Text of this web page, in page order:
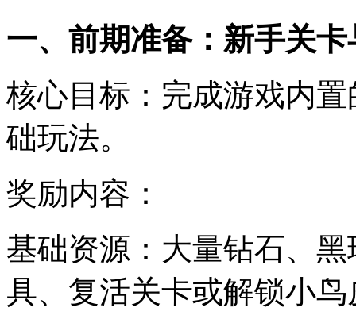
一、前期准备：新手关
核心目标：完成游戏内
础玩法。
奖励内容：
基础资源：大量钻石、
具、复活关卡或解锁小鸟